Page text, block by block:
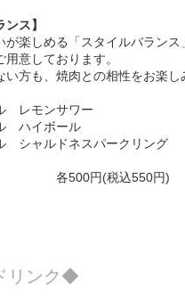
ンス】
が楽しめる「スタイルバランス
意しております。
い方も、焼肉との相性をお楽し
レモンサワー
ハイボール
シャルドネスパークリング
(税込550円)
リンク◆